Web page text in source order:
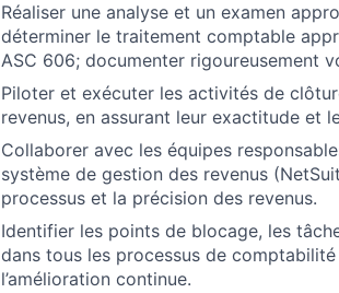
Réaliser une analyse et un examen
déterminer le traitement comptable
ASC 606; documenter rigoureusement
Piloter et exécuter les activités de
revenus, en assurant leur exactitude et
Collaborer avec les équipes
système de gestion des revenus
processus et la précision des revenus.
Identifier les points de blocage, les
dans tous les processus de
l’amélioration continue.